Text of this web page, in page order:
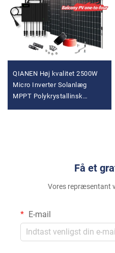
QIANEN Høj kvalitet 2500W
Micro Inverter Solanlæg
MPPT Polykrystallinsk
Få et
Vores repræsentant
E-mail